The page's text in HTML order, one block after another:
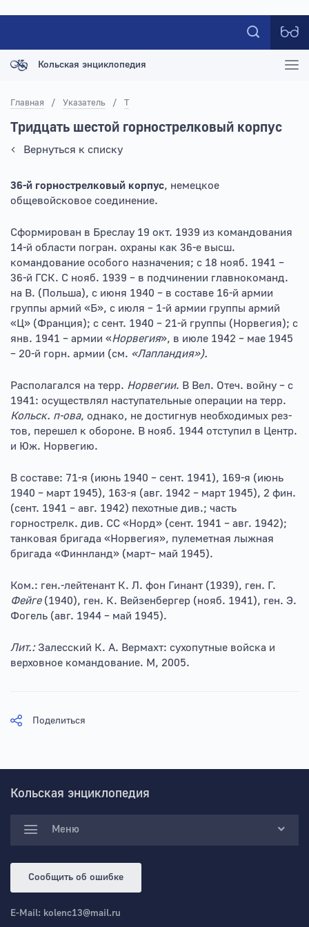
Кольская энциклопедия
Главная / Указатель / Т
Тридцать шестой горнострелковый корпус
Вернуться к списку
36-й горнострелковый корпус, немецкое
общевойсковое соединение.
Сформирован в Бреслау 19 окт. 1939 из командования
14-й области погран. охраны как 36-е высш.
командование особого назначения; с 18 нояб. 1941 –
36-й ГСК. С нояб. 1939 – в подчинении главнокоманд.
на В. (Польша), с июня 1940 – в составе 16-й армии
группы армий «Б», с июля – 1-й армии группы армий
«Ц» (Франция); с сент. 1940 – 21-й группы (Норвегия); с
янв. 1941 – армии «Норвегия», в июле 1942 – мае 1945
– 20-й горн. армии (см. «Лапландия»).
Располагался на терр. Норвегии. В Вел. Отеч. войну – с
1941: осуществлял наступательные операции на терр.
Кольск. п-ова, однако, не достигнув необходимых рез-
тов, перешел к обороне. В нояб. 1944 отступил в Центр.
и Юж. Норвегию.
В составе: 71-я (июнь 1940 – сент. 1941), 169-я (июнь
1940 – март 1945), 163-я (авг. 1942 – март 1945), 2 фин.
(сент. 1941 – авг. 1942) пехотные див.; часть
горнострелк. див. СС «Норд» (сент. 1941 – авг. 1942);
танковая бригада «Норвегия», пулеметная лыжная
бригада «Финнланд» (март– май 1945).
Ком.: ген.-лейтенант К. Л. фон Гинант (1939), ген. Г.
Фейге (1940), ген. К. Вейзенбергер (нояб. 1941), ген. Э.
Фогель (авг. 1944 – май 1945).
Лит.: Залесский К. А. Вермахт: сухопутные войска и
верховное командование. М, 2005.
Поделиться
Кольская энциклопедия
Меню
Сообщить об ошибке
E-Mail: kolenc13@mail.ru